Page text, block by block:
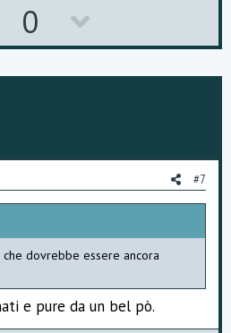
p
v
e
0
o
w
o
t
e
#7
dovrebbe essere ancora
e pure da un bel pò.